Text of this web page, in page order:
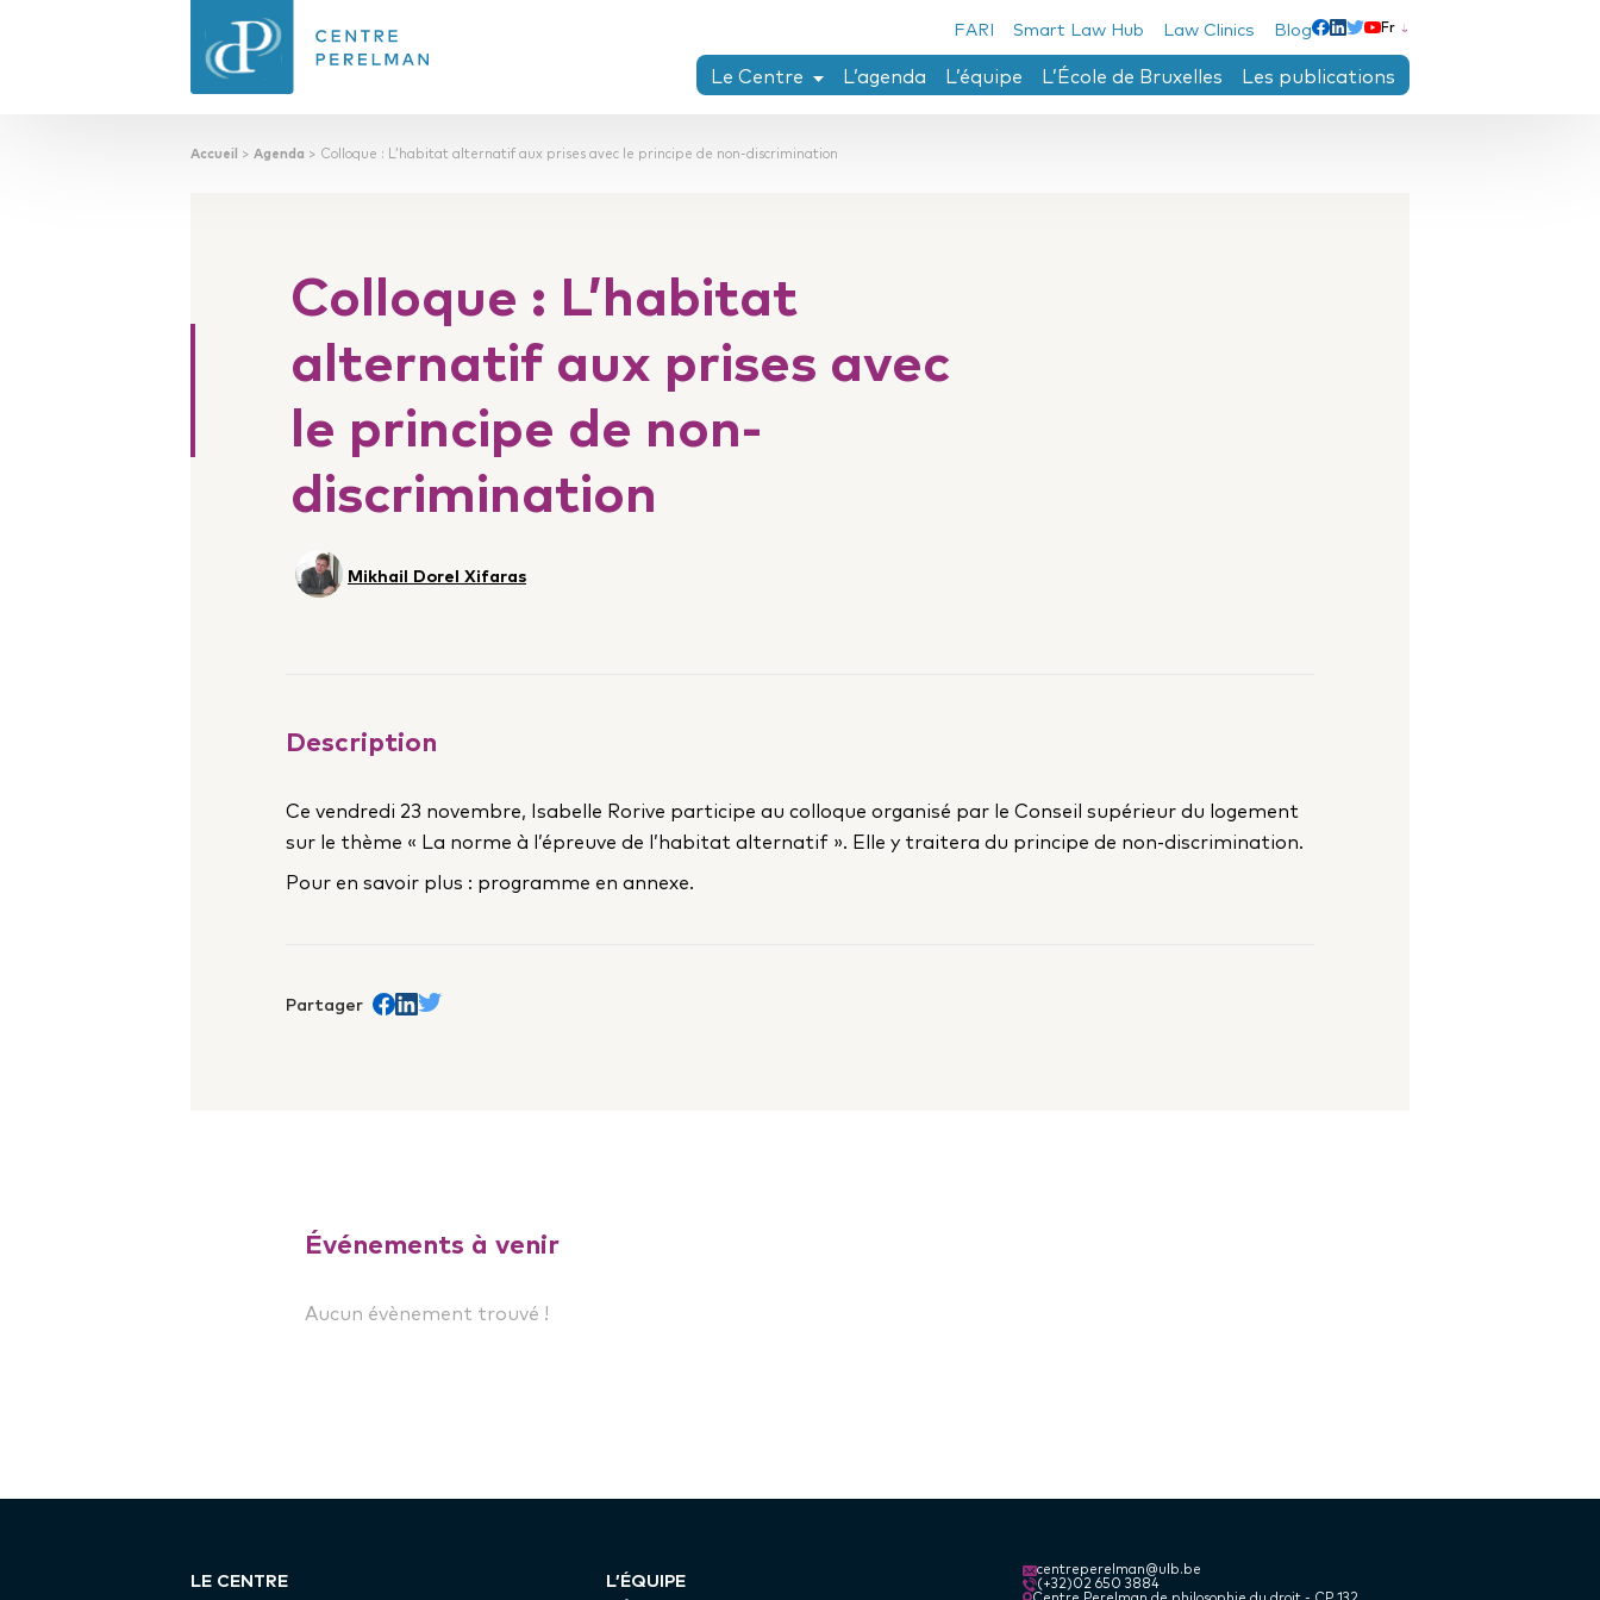
FARI Smart Law Hub Law Clinics BlogFacebook
Linkedin
Twitter
Youtube
Fr
Le Centre
Collection Penser le droit
Fonds Twining-Llewellyn
Séjour de recherche
L’agenda L’équipe L’École de Bruxelles Les publications
Accueil > Agenda > Colloque : L’habitat alternatif aux prises avec le principe de non-discrimination
Colloque : L’habitat
alternatif aux prises avec
le principe de non-
discrimination
Mikhail Dorel Xifaras
Description
Ce vendredi 23 novembre, Isabelle Rorive participe au colloque organisé par le Conseil supérieur du logement
sur le thème « La norme à l’épreuve de l’habitat alternatif ». Elle y traitera du principe de non-discrimination.
Pour en savoir plus : programme en annexe.
Partager Partager sur Facebook
trans.Partager sur Linkedin
Partager sur Twitter
Événements à venir
Aucun évènement trouvé !
LE CENTRE
L’ÉQUIPE
centreperelman@ulb.be
(+32)02 650 3884